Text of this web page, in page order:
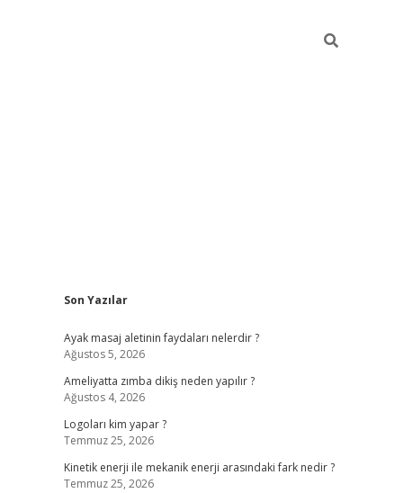
Sidebar
Son Yazılar
Ayak masaj aletinin faydaları nelerdir ?
Ağustos 5, 2026
Ameliyatta zımba dikiş neden yapılır ?
Ağustos 4, 2026
Logoları kim yapar ?
Temmuz 25, 2026
Kinetik enerji ile mekanik enerji arasındaki fark nedir ?
Temmuz 25, 2026